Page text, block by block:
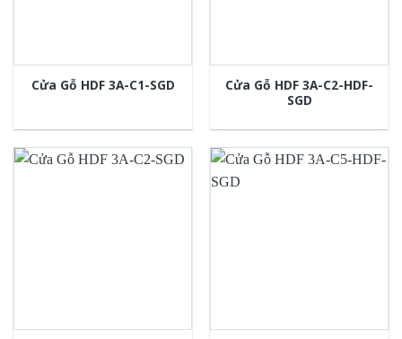
Cửa Gỗ HDF 3A-C1-SGD
Cửa Gỗ HDF 3A-C2-HDF-
SGD